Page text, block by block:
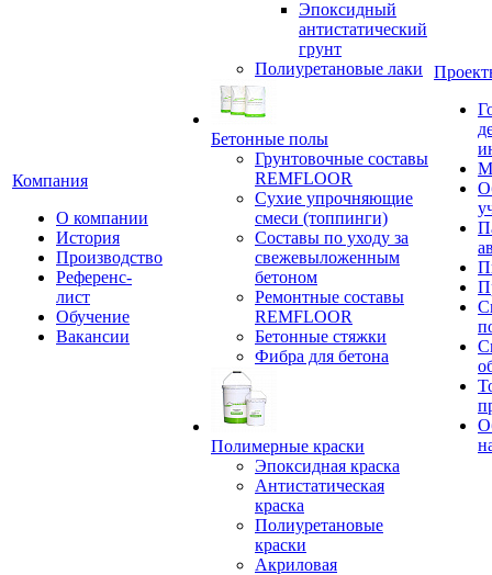
Компания
О компании
История
Производство
Референс-
лист
Обучение
Вакансии
Эпоксидный
антистатический
грунт
Полиуретановые лаки
Бетонные полы
Грунтовочные составы
REMFLOOR
Сухие упрочняющие
смеси (топпинги)
Составы по уходу за
свежевыложенным
бетоном
Ремонтные составы
REMFLOOR
Бетонные стяжки
Фибра для бетона
Полимерные краски
Эпоксидная краска
Антистатическая
краска
Полиуретановые
краски
Акриловая